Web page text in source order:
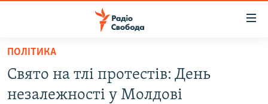
Перейти
основного
матеріалу
ПОЛІТИКА
Свято на тлі протестів: День
незалежності у Молдові